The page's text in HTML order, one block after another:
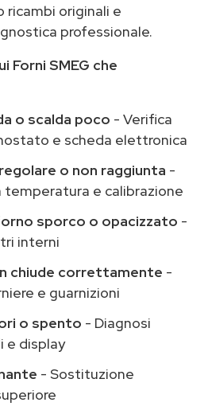
ricambi originali e
professionale.
Forni SMEG che
o scalda poco - Verifica
e scheda elettronica
o non raggiunta -
temperatura e calibrazione
sporco o opacizzato -
interni
chiude correttamente -
e guarnizioni
o spento - Diagnosi
e display
- Sostituzione